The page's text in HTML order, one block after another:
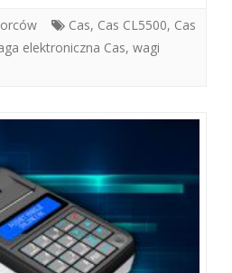
Cas, Cas CL5500, Cas
elektroniczna Cas, wagi